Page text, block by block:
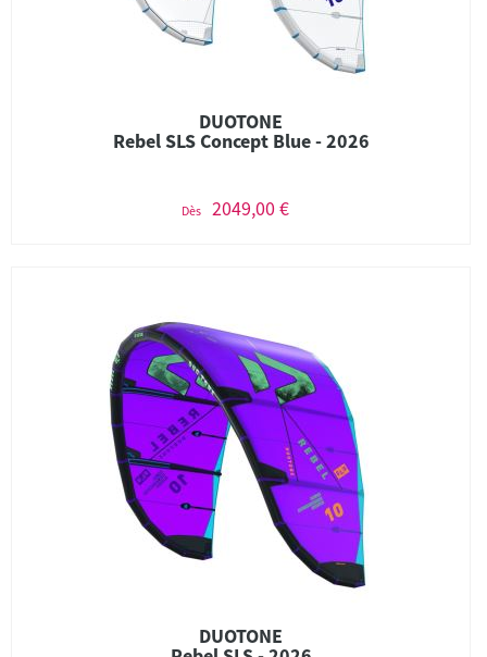
DUOTONE
Rebel SLS Concept Blue - 2026
Dès 2049,00 €
DUOTONE